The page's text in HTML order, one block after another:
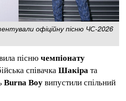
офіційну пісню ЧС-2026
пісню чемпіонату
співачка Шакіра та
Burna Boy випустили спільний